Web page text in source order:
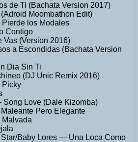
de Ti (Bachata Version 2017)
Moombathon Edit)
los Modales
Contigo
(Version 2016)
a Escondidas (Bachata Version
Dia Sin Ti
(DJ Unic Remix 2016)
Love (Dale Kizomba)
Pero Elegante
Baby Lores — Una Loca Como